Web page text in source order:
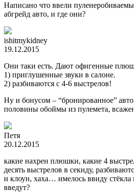
Написано что ввели
абгрейд авто, и где они?
ishitmykidney
19.12.2015
Они таки есть. Дают офигенные
1) приглушенные звуки в салоне.
2) разбиваются с 4-6 выстрелов!
Ну и бонусом – “бронированное” авто
половины обоймы из пулемета,
Петя
20.12.2015
какие нахрен плюшки, какие 4
десять выстрелов в секнду,
и клоун, хаха… имелось ввиду стёкла
введут?